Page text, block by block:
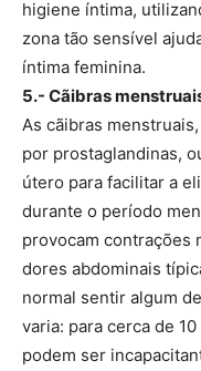
higiene íntima,
zona tão sensível
íntima feminina.
5.- Cãibras
As cãibras
por prostaglandinas,
útero para facilitar a
durante o período
provocam contrações
dores abdominais
normal sentir algum
varia: para cerca de
podem ser